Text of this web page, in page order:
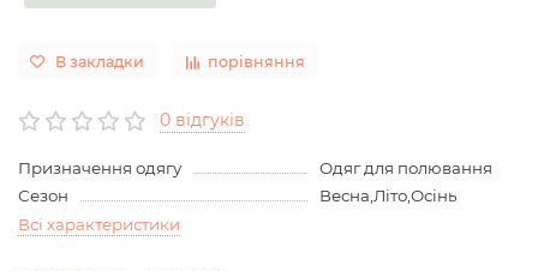
В закладки порівняння
0 відгуків
Призначення одягу
Одяг для полювання
Сезон
Весна,Літо,Осінь
Всі характеристики